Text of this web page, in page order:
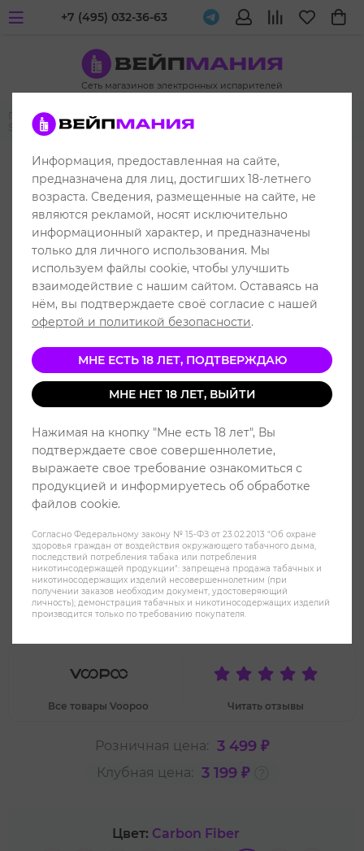
Сеть магазинов электронных испарителей
+7 (495) 032-36-63
Главная Многоразовые POD-системы
Voopoo Drag S 2500 mah Pod Kit -
Carbon Fiber
Все товары Voopoo Читать отзывы
Розничная цена: 3 499 ₽
Клубная цена: 3 199 ₽
Цвет: Carbon Fiber
Информация, предоставленная на сайте,
предназначена для лиц, достигших 18-летнего
возраста. Сведения, размещенные на сайте, не
являются рекламой, носят исключительно
информационный характер, и предназначены
только для личного использования. Мы
используем файлы cookie, чтобы улучшить
взаимодействие с нашим сайтом. Оставаясь на
нём, вы подтверждаете своё согласие с нашей
офертой и политикой безопасности.
МНЕ ЕСТЬ 18 ЛЕТ, ПОДТВЕРЖДАЮ
МНЕ НЕТ 18 ЛЕТ, ВЫЙТИ
Нажимая на кнопку "Мне есть 18 лет", Вы
подтверждаете свое совершеннолетие,
выражаете свое требование ознакомиться с
продукцией и информируетесь об обработке
файлов cookie.
Согласно Федеральному закону № 15-ФЗ от 23.02.2013 "Об охране
здоровья граждан от воздействия окружающего табачного дыма,
последствий потребления табака или потребления
никотинсодержащей продукции": запрещена продажа табачных и
никотиносодержащих изделий несовершеннолетним (при
получении заказов необходим документ, удостоверяющий
личность); демонстрация табачных и никотиносодержащих изделий
производится только по требованию покупателя.